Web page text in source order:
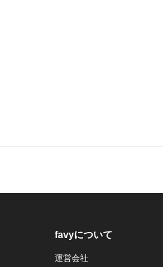
favyについて
運営会社